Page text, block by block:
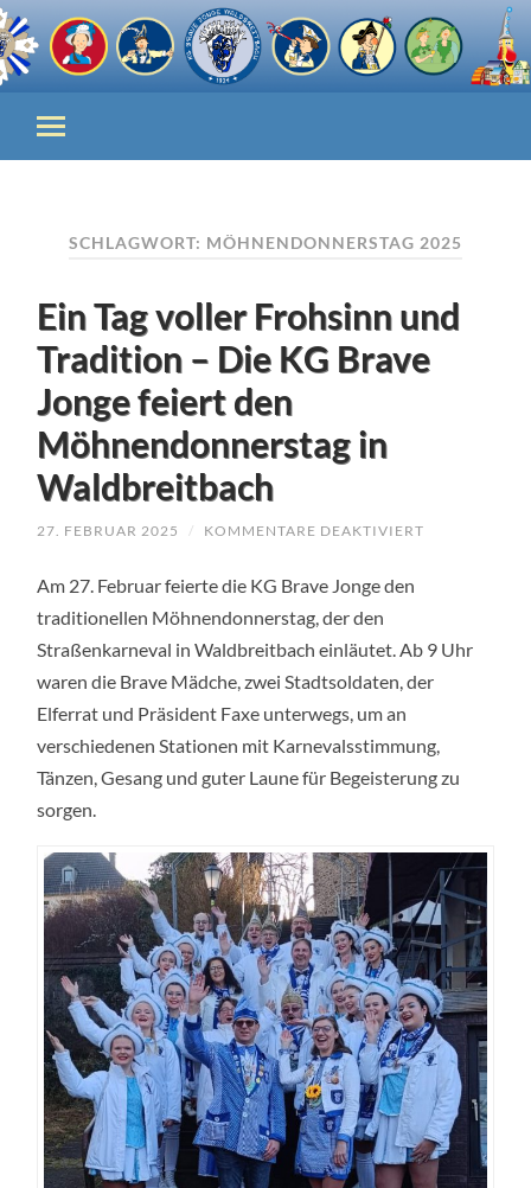
SCHLAGWORT: MÖHNENDONNERSTAG 2025
Ein Tag voller Frohsinn und
Tradition – Die KG Brave
Jonge feiert den
Möhnendonnerstag in
Waldbreitbach
27. FEBRUAR 2025 / KOMMENTARE DEAKTIVIERT
–
KG
FEIERT
DEN
Am 27. Februar feierte die KG Brave Jonge den
traditionellen Möhnendonnerstag, der den
Straßenkarneval in Waldbreitbach einläutet. Ab 9 Uhr
waren die Brave Mädche, zwei Stadtsoldaten, der
Elferrat und Präsident Faxe unterwegs, um an
verschiedenen Stationen mit Karnevalsstimmung,
Tänzen, Gesang und guter Laune für Begeisterung zu
sorgen.